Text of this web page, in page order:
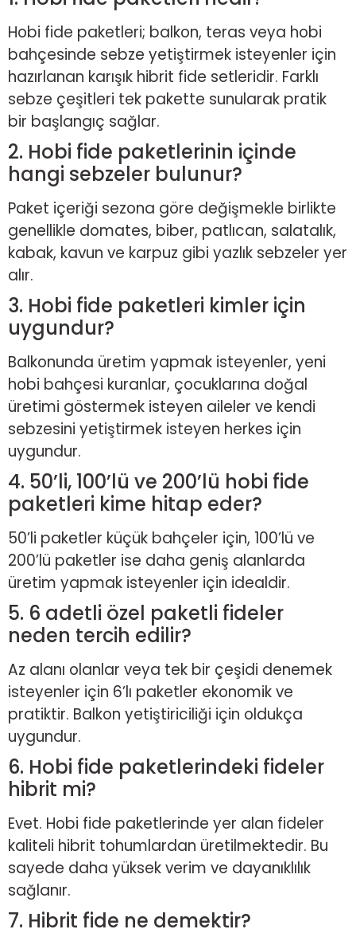
Hobi fide paketleri; balkon, teras veya hobi
bahçesinde sebze yetiştirmek isteyenler için
hazırlanan karışık hibrit fide setleridir. Farklı
sebze çeşitleri tek pakette sunularak pratik
bir başlangıç sağlar.
2. Hobi fide paketlerinin içinde
hangi sebzeler bulunur?
Paket içeriği sezona göre değişmekle birlikte
genellikle domates, biber, patlıcan, salatalık,
kabak, kavun ve karpuz gibi yazlık sebzeler yer
alır.
3. Hobi fide paketleri kimler için
uygundur?
Balkonunda üretim yapmak isteyenler, yeni
hobi bahçesi kuranlar, çocuklarına doğal
üretimi göstermek isteyen aileler ve kendi
sebzesini yetiştirmek isteyen herkes için
uygundur.
4. 50’li, 100’lü ve 200’lü hobi fide
paketleri kime hitap eder?
50’li paketler küçük bahçeler için, 100’lü ve
200’lü paketler ise daha geniş alanlarda
üretim yapmak isteyenler için idealdir.
5. 6 adetli özel paketli fideler
neden tercih edilir?
Az alanı olanlar veya tek bir çeşidi denemek
isteyenler için 6’lı paketler ekonomik ve
pratiktir. Balkon yetiştiriciliği için oldukça
uygundur.
6. Hobi fide paketlerindeki fideler
hibrit mi?
Evet. Hobi fide paketlerinde yer alan fideler
kaliteli hibrit tohumlardan üretilmektedir. Bu
sayede daha yüksek verim ve dayanıklılık
sağlanır.
7. Hibrit fide ne demektir?